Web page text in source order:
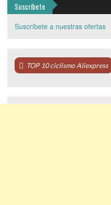
Suscríbete
Suscríbete a nuestras ofertas
TOP 10 ciclismo Aliexpress